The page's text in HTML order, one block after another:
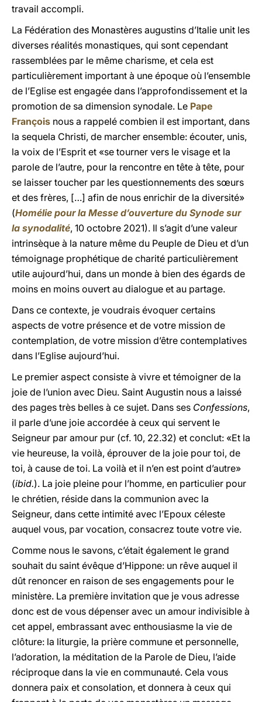
travail accompli.
La Fédération des Monastères augustins d’Italie unit les
diverses réalités monastiques, qui sont cependant
rassemblées par le même charisme, et cela est
particulièrement important à une époque où l’ensemble
de l’Eglise est engagée dans l’approfondissement et la
promotion de sa dimension synodale. Le Pape
François nous a rappelé combien il est important, dans
la sequela Christi, de marcher ensemble: écouter, unis,
la voix de l’Esprit et «se tourner vers le visage et la
parole de l’autre, pour la rencontre en tête à tête, pour
se laisser toucher par les questionnements des sœurs
et des frères, […] afin de nous enrichir de la diversité»
(Homélie pour la Messe d’ouverture du Synode sur
la synodalité, 10 octobre 2021). Il s’agit d’une valeur
intrinsèque à la nature même du Peuple de Dieu et d’un
témoignage prophétique de charité particulièrement
utile aujourd’hui, dans un monde à bien des égards de
moins en moins ouvert au dialogue et au partage.
Dans ce contexte, je voudrais évoquer certains
aspects de votre présence et de votre mission de
contemplation, de votre mission d’être contemplatives
dans l’Eglise aujourd’hui.
Le premier aspect consiste à vivre et témoigner de la
joie de l’union avec Dieu. Saint Augustin nous a laissé
des pages très belles à ce sujet. Dans ses Confessions,
il parle d’une joie accordée à ceux qui servent le
Seigneur par amour pur (cf. 10, 22.32) et conclut: «Et la
vie heureuse, la voilà, éprouver de la joie pour toi, de
toi, à cause de toi. La voilà et il n’en est point d’autre»
(ibid.). La joie pleine pour l’homme, en particulier pour
le chrétien, réside dans la communion avec la
Seigneur, dans cette intimité avec l’Epoux céleste
auquel vous, par vocation, consacrez toute votre vie.
Comme nous le savons, c’était également le grand
souhait du saint évêque d’Hippone: un rêve auquel il
dût renoncer en raison de ses engagements pour le
ministère. La première invitation que je vous adresse
donc est de vous dépenser avec un amour indivisible à
cet appel, embrassant avec enthousiasme la vie de
clôture: la liturgie, la prière commune et personnelle,
l’adoration, la méditation de la Parole de Dieu, l’aide
réciproque dans la vie en communauté. Cela vous
donnera paix et consolation, et donnera à ceux qui